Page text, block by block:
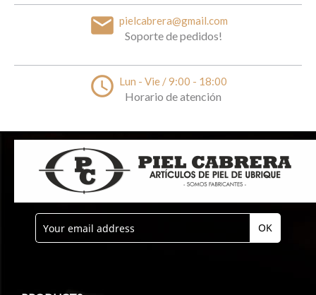
email pielcabrera@gmail.com
Soporte de pedidos!
access_time Lun - Vie / 9:00 - 18:00
Horario de atención